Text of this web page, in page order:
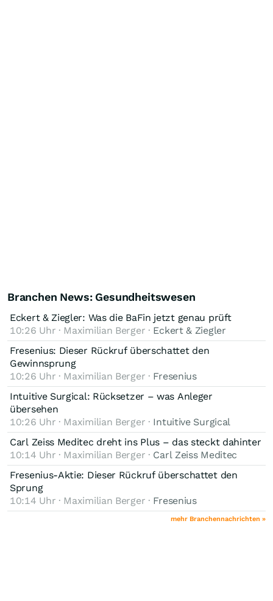
Branchen News: Gesundheitswesen
Eckert & Ziegler: Was die BaFin jetzt genau prüft
10:26 Uhr · Maximilian Berger · Eckert & Ziegler
Fresenius: Dieser Rückruf überschattet den
Gewinnsprung
10:26 Uhr · Maximilian Berger · Fresenius
Intuitive Surgical: Rücksetzer – was Anleger
übersehen
10:26 Uhr · Maximilian Berger · Intuitive Surgical
Carl Zeiss Meditec dreht ins Plus – das steckt dahinter
10:14 Uhr · Maximilian Berger · Carl Zeiss Meditec
Fresenius-Aktie: Dieser Rückruf überschattet den
Sprung
10:14 Uhr · Maximilian Berger · Fresenius
mehr Branchennachrichten »